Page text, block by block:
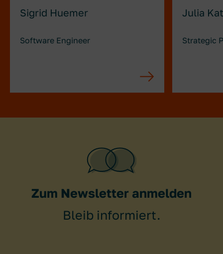
Sigrid Huemer
Software Engineer
Julia
Strategic
Zum Newsletter anmelden
Bleib informiert.